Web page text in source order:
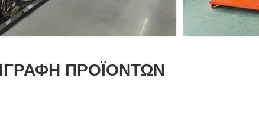
ΠΡΟΪΌΝΤΩΝ